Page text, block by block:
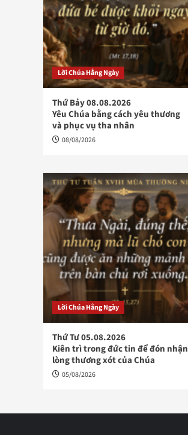
Lời Chúa Hằng Ngày
Thứ Bảy 08.08.2026
Yêu Chúa bằng cách yêu thương
và phục vụ tha nhân
08/08/2026
Lời Chúa Hằng Ngày
Thứ Tư 05.08.2026
Kiên trì trong đức tin để đón nhận
lòng thương xót của Chúa
05/08/2026